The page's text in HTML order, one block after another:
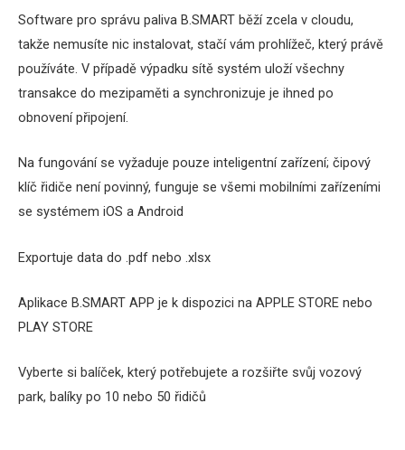
Software pro správu paliva B.SMART běží zcela v cloudu,
takže nemusíte nic instalovat, stačí vám prohlížeč, který právě
používáte. V případě výpadku sítě systém uloží všechny
transakce do mezipaměti a synchronizuje je ihned po
obnovení připojení.
Na fungování se vyžaduje pouze inteligentní zařízení; čipový
klíč řidiče není povinný, funguje se všemi mobilními zařízeními
se systémem iOS a Android
Exportuje data do .pdf nebo .xlsx
Aplikace B.SMART APP je k dispozici na APPLE STORE nebo
PLAY STORE
Vyberte si balíček, který potřebujete a rozšiřte svůj vozový
park, balíky po 10 nebo 50 řidičů